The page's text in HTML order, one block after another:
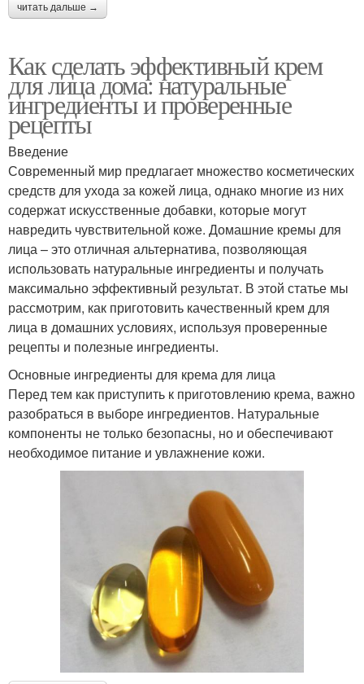
читать дальше →
Как сделать эффективный крем
для лица дома: натуральные
ингредиенты и проверенные
рецепты
Введение
Современный мир предлагает множество косметических
средств для ухода за кожей лица, однако многие из них
содержат искусственные добавки, которые могут
навредить чувствительной коже. Домашние кремы для
лица – это отличная альтернатива, позволяющая
использовать натуральные ингредиенты и получать
максимально эффективный результат. В этой статье мы
рассмотрим, как приготовить качественный крем для
лица в домашних условиях, используя проверенные
рецепты и полезные ингредиенты.
Основные ингредиенты для крема для лица
Перед тем как приступить к приготовлению крема, важно
разобраться в выборе ингредиентов. Натуральные
компоненты не только безопасны, но и обеспечивают
необходимое питание и увлажнение кожи.